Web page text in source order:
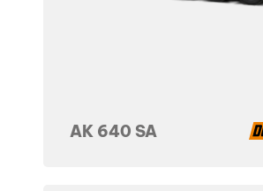
AK 640 SA